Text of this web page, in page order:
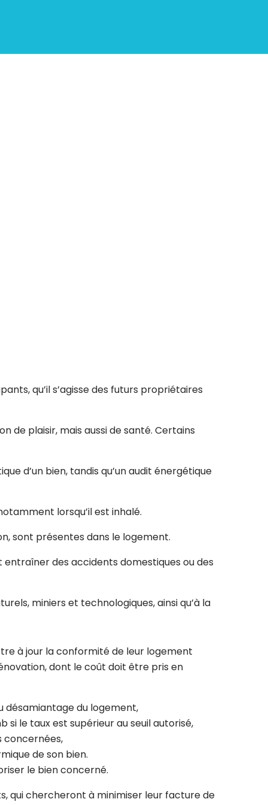
qu’il s’agisse des futurs propriétaires
de plaisir, mais aussi de santé. Certains
d’un bien, tandis qu’un audit énergétique
lorsqu’il est inhalé.
sont présentes dans le logement.
des accidents domestiques ou des
miniers et technologiques, ainsi qu’à la
à jour la conformité de leur logement
dont le coût doit être pris en
désamiantage du logement,
le taux est supérieur au seuil autorisé,
concernées,
de son bien.
le bien concerné.
qui chercheront à minimiser leur facture de